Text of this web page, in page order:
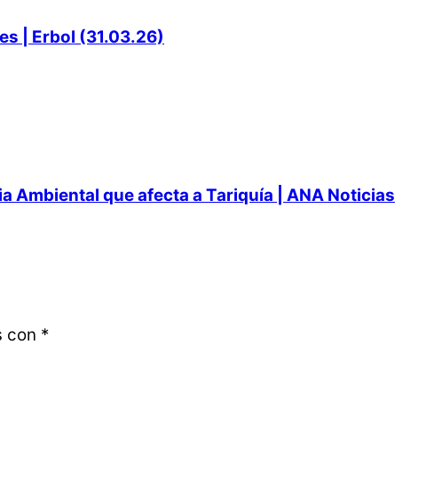
| Erbol (31.03.26)
Ambiental que afecta a Tariquía | ANA Noticias
con *